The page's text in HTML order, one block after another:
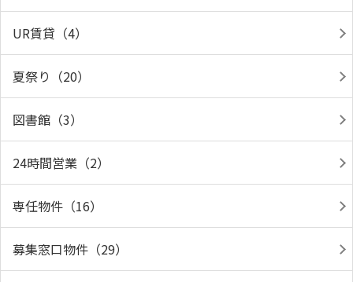
UR賃貸（4）
夏祭り（20）
図書館（3）
24時間営業（2）
専任物件（16）
募集窓口物件（29）